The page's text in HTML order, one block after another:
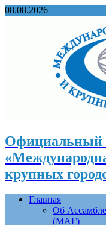
08.08.2026
Официальный
крупных
Главная
Об
(МАГ)